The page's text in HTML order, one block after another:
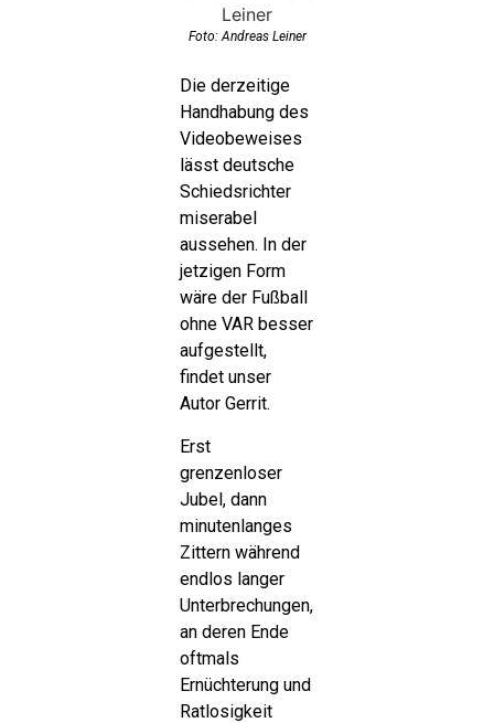
Foto: Andreas Leiner
Die derzeitige
Handhabung des
Videobeweises
lässt deutsche
Schiedsrichter
miserabel
aussehen. In der
jetzigen Form
wäre der Fußball
ohne VAR besser
aufgestellt,
findet unser
Autor Gerrit.
Erst
grenzenloser
Jubel, dann
minutenlanges
Zittern während
endlos langer
Unterbrechungen,
an deren Ende
oftmals
Ernüchterung und
Ratlosigkeit